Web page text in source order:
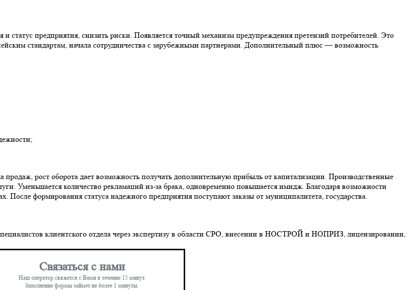
предприятия, снизить риски. Появляется точный механизм предупреждения претензий потребителей. Это
стандартам, начала сотрудничества с зарубежными партнерами. Дополнительный плюс — возможность
рост оборота дает возможность получать дополнительную прибыль от капитализации. Производственные
Уменьшается количество рекламаций из-за брака, одновременно повышается имидж. Благодаря возможности
После формирования статуса надежного предприятия поступают заказы от муниципалитета, государства.
клиентского отдела через экспертизу в области СРО, внесении в НОСТРОЙ и НОПРИЗ, лицензировании,
Связаться с нами
Наш оператор свяжется с Вами в течение 15 минут.
Заполнение формы займет не более 1 минуты.